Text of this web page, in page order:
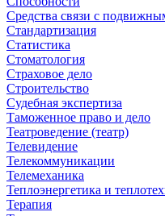
Средства связи с
Стандартизация
Статистика
Стоматология
Страховое дело
Строительство
Судебная экспертиза
Таможенное право и дело
Театроведение (театр)
Телевидение
Телекоммуникации
Телемеханика
Теплоэнергетика и
Терапия